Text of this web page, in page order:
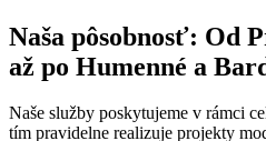
Naša pôsobnosť: Od
až po Humenné a
Naše služby poskytujeme v rámci
tím pravidelne realizuje projekty